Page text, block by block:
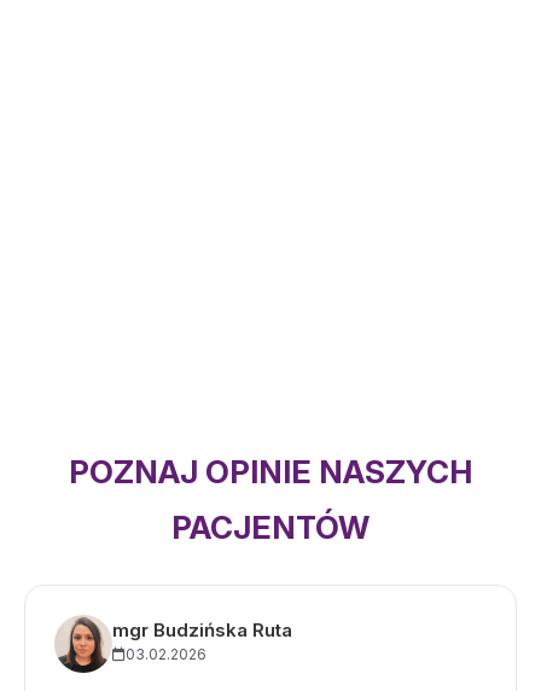
POZNAJ OPINIE NASZYCH
PACJENTÓW
mgr Budzińska Ruta
03.02.2026